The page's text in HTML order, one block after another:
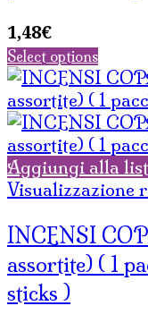
1,48€
Select options
Aggiungi alla
Visualizzazione
INCENSI
assortite) ( 1
sticks )